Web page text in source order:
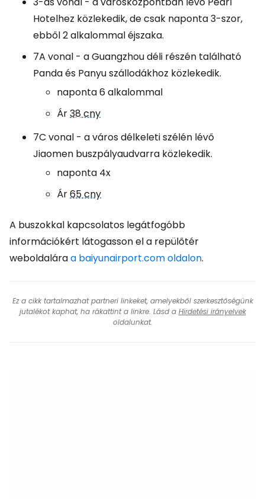
Hotelhez közlekedik, de csak naponta 3-szor,
ebből 2 alkalommal éjszaka.
7A vonal - a Guangzhou déli részén található
Panda és Panyu szállodákhoz közlekedik.
naponta 6 alkalommal
Ár38 cny
7C vonal - a város délkeleti szélén lévő
Jiaomen buszpályaudvarra közlekedik.
naponta 4x
Ár65 cny
A buszokkal kapcsolatos legátfogóbb
információkért látogasson el a repülőtér
weboldaláraa baiyunairport.com oldalon.
Ez a cikk tartalmazhat partneri linkeket, amelyekből szerkesztőségünk
jutalékot kaphat, ha rákattint a linkre. Lásd a Hirdetési irányelvek
oldalunkat.